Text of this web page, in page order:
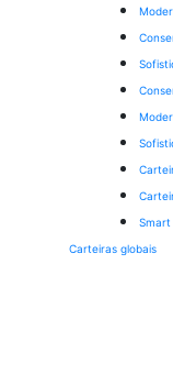
Smart
Carteiras globais